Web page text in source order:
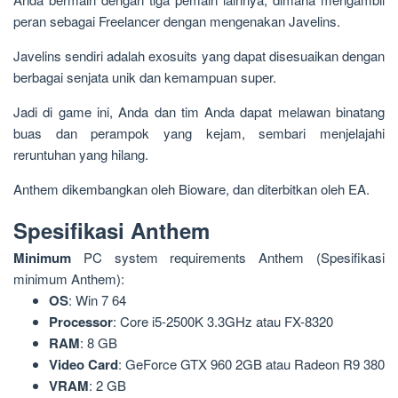
peran sebagai Freelancer dengan mengenakan Javelins.
Javelins sendiri adalah exosuits yang dapat disesuaikan dengan
berbagai senjata unik dan kemampuan super.
Jadi di game ini, Anda dan tim Anda dapat melawan binatang
buas dan perampok yang kejam, sembari menjelajahi
reruntuhan yang hilang.
Anthem dikembangkan oleh Bioware, dan diterbitkan oleh EA.
Spesifikasi Anthem
Minimum PC system requirements Anthem (Spesifikasi
minimum Anthem):
OS: Win 7 64
Processor: Core i5-2500K 3.3GHz atau FX-8320
RAM: 8 GB
VideoCard: GeForce GTX 960 2GB atau Radeon R9 380
VRAM: 2 GB